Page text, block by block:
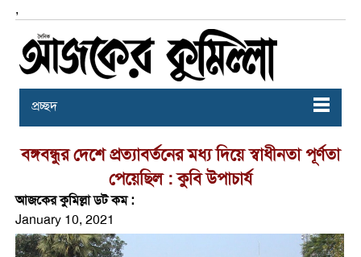
,
প্রচ্ছদ
বঙ্গবন্ধুর দেশে প্রত্যাবর্তনের মধ্য দিয়ে স্বাধীনতা পূর্ণতা
পেয়েছিল : কুবি উপাচার্য
আজকের কুমিল্লা ডট কম :
January 10, 2021